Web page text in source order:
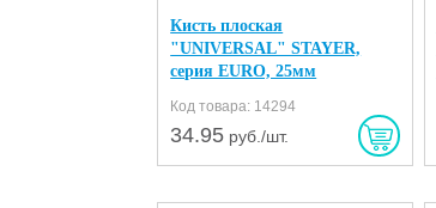
Кисть плоская
"UNIVERSAL" STAYER,
серия EURO, 25мм
Код товара: 14294
34.95 руб./шт.